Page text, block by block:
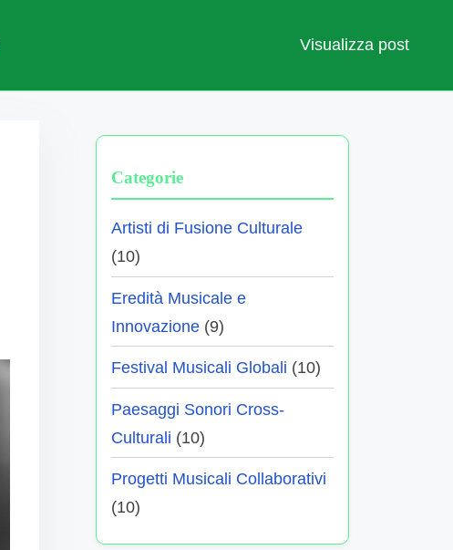
Visualizza post
Categorie
Artisti di Fusione Culturale
(10)
Eredità Musicale e
Innovazione (9)
Festival Musicali Globali (10)
Paesaggi Sonori Cross-
Culturali (10)
Progetti Musicali Collaborativi
(10)